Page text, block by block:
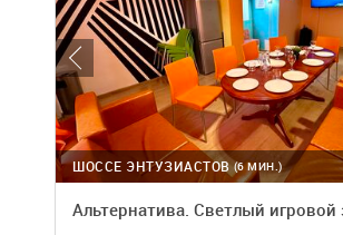
(6 МИН.)
ШОССЕ ЭНТУЗИАСТОВ
Альтернатива. Светлый игровой